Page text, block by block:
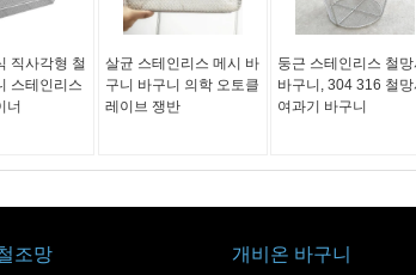
직사각형 철
스테인리스
너
살균 스테인리스 메시 바
구니 바구니 의학 오토클
레이브 쟁반
둥근 스테인리스 철
바구니, 304 316 철
여과기 바구니
조망 개비온 바구니